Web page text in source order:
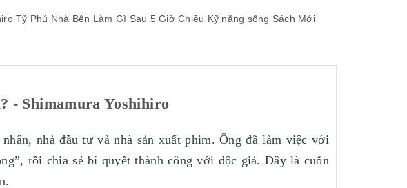
Tỷ Phú Nhà Bên Làm Gì Sau 5 Giờ Chiều Kỹ năng sống Sách Mới
- Shimamura Yoshihiro
nhà đầu tư và nhà sản xuất phim. Ông đã làm việc với
rồi chia sẻ bí quyết thành công với độc giả. Đây là cuốn